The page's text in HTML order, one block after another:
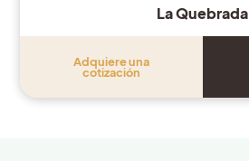
La Quebrada
Adquiere una
cotización